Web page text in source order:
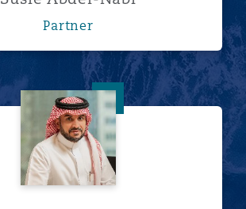
Partner
Ahmed Alhudaithi